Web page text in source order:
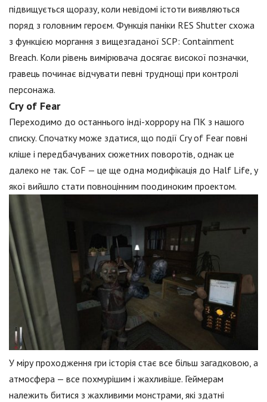
підвищується щоразу, коли невідомі істоти виявляються
поряд з головним героєм. Функція паніки RES Shutter схожа
з функцією моргання з вищезгаданої SCP: Containment
Breach. Коли рівень вимірювача досягає високої позначки,
гравець починає відчувати певні труднощі при контролі
персонажа.
Cry of Fear
Переходимо до останнього інді-хоррору на ПК з нашого
списку. Спочатку може здатися, що події Cry of Fear повні
кліше і передбачуваних сюжетних поворотів, однак це
далеко не так. CoF — це ще одна модифікація до Half Life, у
якої вийшло стати повноцінним поодиноким проектом.
У міру проходження гри історія стає все більш загадковою, а
атмосфера — все похмурішим і жахливіше. Геймерам
належить битися з жахливими монстрами, які здатні